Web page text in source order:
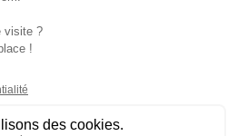
Prix euro HT